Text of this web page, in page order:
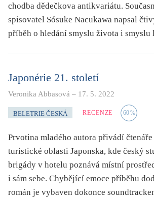
chodba dědečkova antikvariátu.
spisovatel Sósuke Nacukawa napsal
příběh o hledání smyslu života i smyslu
Japonérie 21. století
Veronika Abbasová – 17. 5. 2022
BELETRIE ČESKÁ RECENZE 60%
Prvotina mladého autora přivádí
turistické oblasti Japonska, kde český
brigády v hotelu poznává místní
i sám sebe. Chybějící emoce příběhu
román je vybaven dokonce